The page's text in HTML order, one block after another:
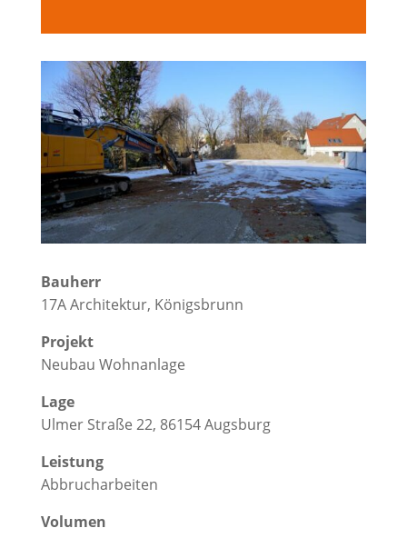
Bauherr
17A Architektur, Königsbrunn
Projekt
Neubau Wohnanlage
Lage
Ulmer Straße 22, 86154 Augsburg
Leistung
Abbrucharbeiten
Volumen